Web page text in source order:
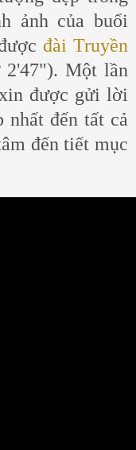
ảnh của buổi
đài Truyền
2'47"). Một lần
được gửi lời
đến tất cả
đến tiết mục